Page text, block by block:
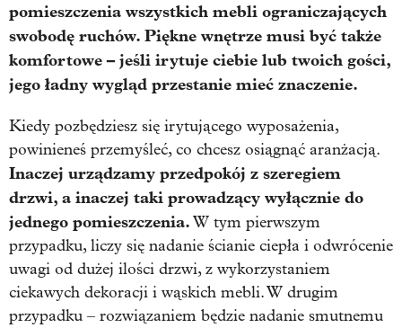
pomieszczenia wszystkich mebli ograniczających
swobodę ruchów. Piękne wnętrze musi być także
komfortowe – jeśli irytuje ciebie lub twoich gości,
jego ładny wygląd przestanie mieć znaczenie.
Kiedy pozbędziesz się irytującego wyposażenia,
powinieneś przemyśleć, co chcesz osiągnąć aranżacją.
Inaczej urządzamy przedpokój z szeregiem
drzwi, a inaczej taki prowadzący wyłącznie do
jednego pomieszczenia.W tym pierwszym
przypadku, liczy się nadanie ścianie ciepła i odwrócenie
uwagi od dużej ilości drzwi, z wykorzystaniem
ciekawych dekoracji i wąskich mebli. W drugim
przypadku – rozwiązaniem będzie nadanie smutnemu